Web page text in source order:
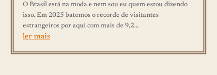
O Brasil está na moda e nem sou eu quem estou dizendo
isso. Em 2025 batemos o recorde de visitantes
estrangeiros por aqui com mais de 9,2...
ler mais